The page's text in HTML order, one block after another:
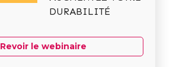
DURABILITÉ
Revoir le webinaire